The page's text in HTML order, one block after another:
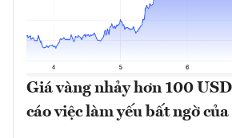
Giá vàng nhảy hơn 100
cáo việc làm yếu bất ngờ